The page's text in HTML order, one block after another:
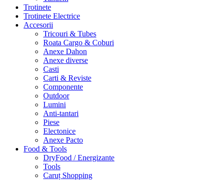
Trotinete
Trotinete Electrice
Accesorii
Tricouri & Tubes
Roata Cargo & Coburi
Anexe Dahon
Anexe diverse
Casti
Carti & Reviste
Componente
Outdoor
Lumini
Anti-tantari
Piese
Electonice
Anexe Pacto
Food & Tools
DryFood / Energizante
Tools
Caruț Shopping